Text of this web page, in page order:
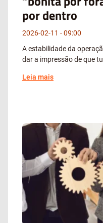
por dentro
2026-02-11
09:00
A estabilidade da
dar a impressão de que
Leia mais